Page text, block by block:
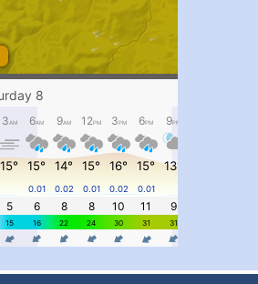
#PipIvanWeather
...
pimrec_project